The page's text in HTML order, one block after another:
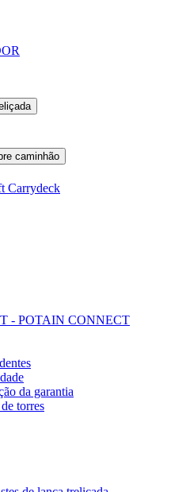
caminhão
Carrydeck
- POTAIN CONNECT
da garantia
torres